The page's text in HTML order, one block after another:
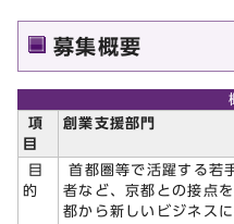
募集概要
項
目
創業支援部門
目
的
首都圏等で活躍する若
者など、京都との接点
都から新しいビジネス